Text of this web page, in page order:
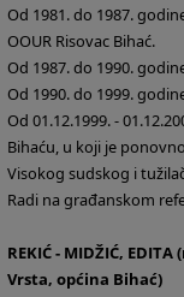
Od 1981. do 1987.
OOUR Risovac Bihać.
Od 1987. do 1990.
Od 1990. do 1999.
Od 01.12.1999. -
Bihaću, u koji je
Visokog sudskog i
Radi na građanskom
REKIĆ - MIDŽIĆ,
Vrsta, općina Bihać)